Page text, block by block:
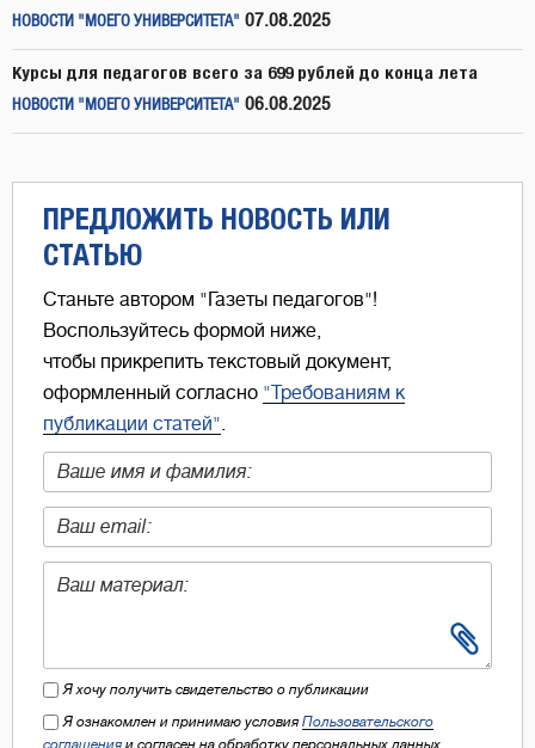
НОВОСТИ "МОЕГО УНИВЕРСИТЕТА" 07.08.2025
Курсы для педагогов всего за 699 рублей до конца лета
НОВОСТИ "МОЕГО УНИВЕРСИТЕТА" 06.08.2025
ПРЕДЛОЖИТЬ НОВОСТЬ ИЛИ
СТАТЬЮ
Станьте автором "Газеты педагогов"!
Воспользуйтесь формой ниже,
чтобы прикрепить текстовый документ,
оформленный согласно "Требованиям к
публикации статей"
Я хочу получить свидетельство о публикации
Я ознакомлен и принимаю условия Пользовательского
соглашения и согласен на обработку персональных данных